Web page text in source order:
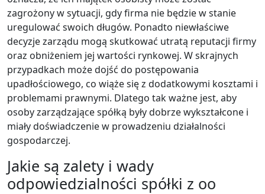
zagrożony w sytuacji, gdy firma nie będzie w stanie
uregulować swoich długów. Ponadto niewłaściwe
decyzje zarządu mogą skutkować utratą reputacji firmy
oraz obniżeniem jej wartości rynkowej. W skrajnych
przypadkach może dojść do postępowania
upadłościowego, co wiąże się z dodatkowymi kosztami i
problemami prawnymi. Dlatego tak ważne jest, aby
osoby zarządzające spółką były dobrze wykształcone i
miały doświadczenie w prowadzeniu działalności
gospodarczej.
Jakie są zalety i wady
odpowiedzialności spółki z oo